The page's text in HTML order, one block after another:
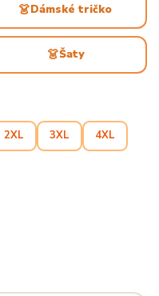
👗Dámské tričko
👗Šaty
2XL 3XL 4XL